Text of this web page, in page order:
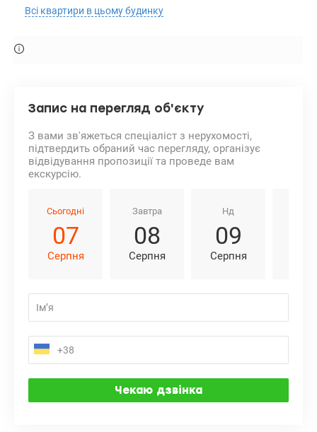
Всі квартири в цьому будинку
Запис на перегляд об'єкту
З вами зв'яжеться спеціаліст з нерухомості,
підтвердить обраний час перегляду, організує
відвідування пропозиції та проведе вам
екскурсію.
Сьогодні
07
Серпня
Завтра
08
Серпня
Нд
09
Серпня